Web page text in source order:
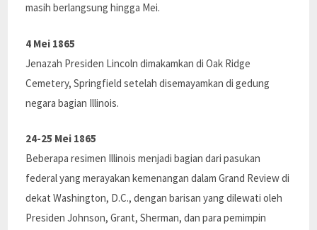
masih berlangsung hingga Mei.
4 Mei 1865
Jenazah Presiden Lincoln dimakamkan di Oak Ridge
Cemetery, Springfield setelah disemayamkan di gedung
negara bagian Illinois.
24-25 Mei 1865
Beberapa resimen Illinois menjadi bagian dari pasukan
federal yang merayakan kemenangan dalam Grand Review di
dekat Washington, D.C., dengan barisan yang dilewati oleh
Presiden Johnson, Grant, Sherman, dan para pemimpin